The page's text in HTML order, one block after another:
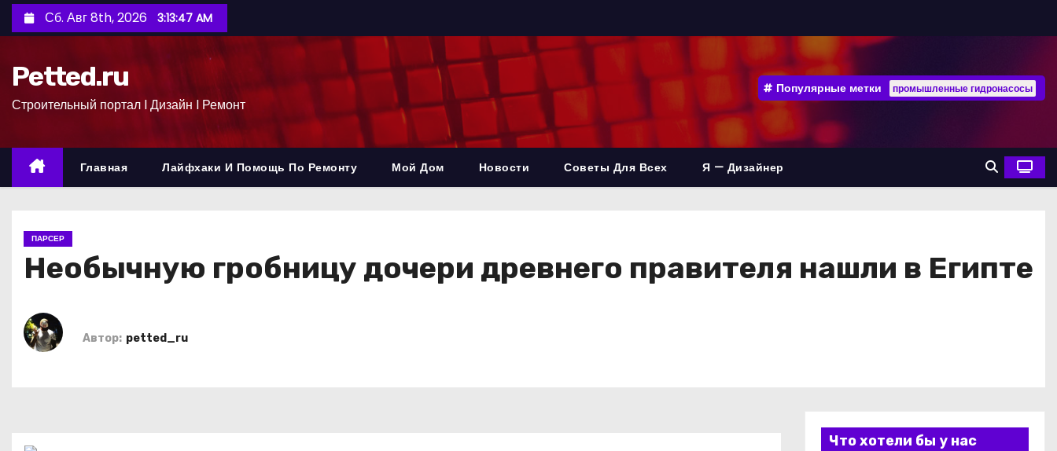
е
с
Сб. Авг 8th, 2026 3:13:48 AM
Petted.ru
Строительный портал l Дизайн l Ремонт
Популярные метки промышленные гидронасосы
Главная Лайфхаки И Помощь По Ремонту Мой Дом Новости Советы Для Всех Я — Дизайнер
ПАРСЕР
Необычную гробницу дочери древнего правителя нашли в Египте
Автор: petted_ru
Что хотели бы у нас